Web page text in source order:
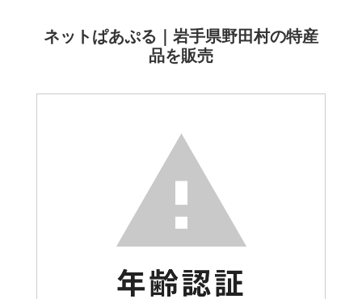
ネットぱあぷる｜岩手県野田村の特産
品を販売